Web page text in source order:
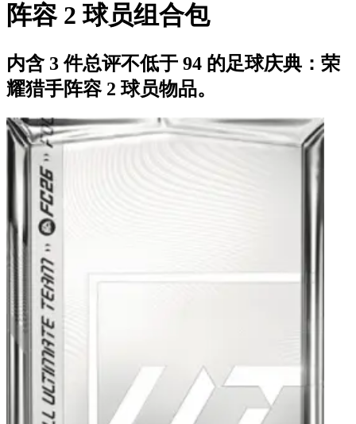
阵容 2 球员组合包
内含 3 件总评不低于 94 的足球庆典：荣
耀猎手阵容 2 球员物品。